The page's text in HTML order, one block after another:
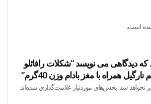
است.
دیدگاهی می نویسد “شکلات رافائلو
نخواهد شد. بخش‌های موردنیاز علامت‌گذاری شده‌اند